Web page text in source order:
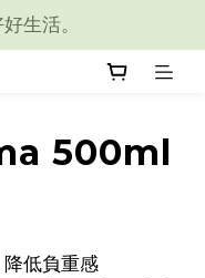
生活。
500ml
低負重感